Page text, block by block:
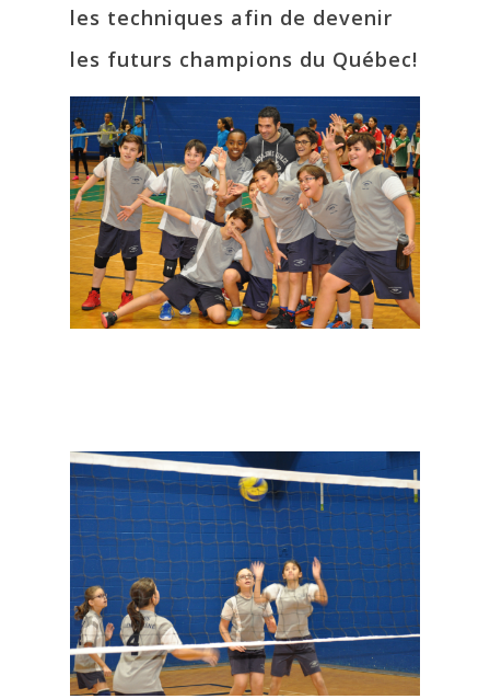
les techniques afin de devenir
les futurs champions du Québec!